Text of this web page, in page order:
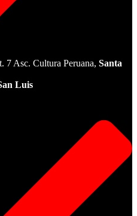
7 Asc. Cultura Peruana, Santa
Luis